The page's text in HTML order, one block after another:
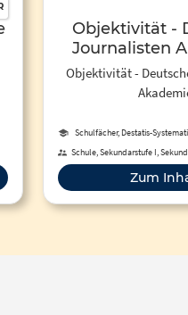
Objektivität -
Journalisten
Objektivität -
Schulfächer, Destatis-
Schule, Sekundarstufe I,
Berufliche Bildung,
Zum